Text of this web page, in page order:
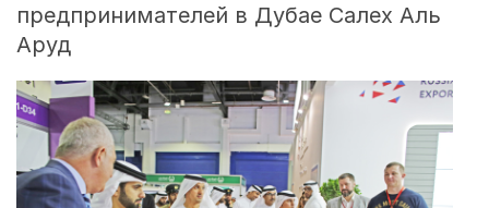
предпринимателей в Дубае Салех Аль
Аруд